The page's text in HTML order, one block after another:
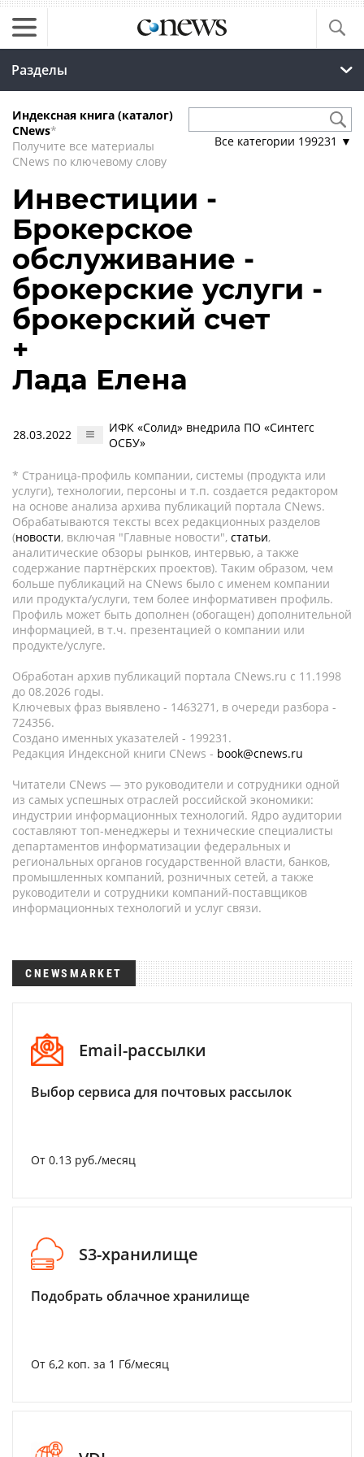
Разделы
Индексная книга (каталог)
CNews*
Получите все материалы
CNews по ключевому слову
Все категории 199231 ▼
Инвестиции -
Брокерское
обслуживание -
брокерские услуги -
брокерский счет
+
Лада Елена
28.03.2022
ИФК «Солид» внедрила ПО «Синтегс
ОСБУ»
* Страница-профиль компании, системы (продукта или
услуги), технологии, персоны и т.п. создается редактором
на основе анализа архива публикаций портала CNews.
Обрабатываются тексты всех редакционных разделов
(новости, включая "Главные новости", статьи,
аналитические обзоры рынков, интервью, а также
содержание партнёрских проектов). Таким образом, чем
больше публикаций на CNews было с именем компании
или продукта/услуги, тем более информативен профиль.
Профиль может быть дополнен (обогащен) дополнительной
информацией, в т.ч. презентацией о компании или
продукте/услуге.
Обработан архив публикаций портала CNews.ru c 11.1998
до 08.2026 годы.
Ключевых фраз выявлено - 1463271, в очереди разбора -
724356.
Создано именных указателей - 199231.
Редакция Индексной книги CNews - book@cnews.ru
Читатели CNews — это руководители и сотрудники одной
из самых успешных отраслей российской экономики:
индустрии информационных технологий. Ядро аудитории
составляют топ-менеджеры и технические специалисты
департаментов информатизации федеральных и
региональных органов государственной власти, банков,
промышленных компаний, розничных сетей, а также
руководители и сотрудники компаний-поставщиков
информационных технологий и услуг связи.
CNEWSMARKET
Email-рассылки
Выбор сервиса для почтовых рассылок
От 0.13 руб./месяц
S3-хранилище
Подобрать облачное хранилище
От 6,2 коп. за 1 Гб/месяц